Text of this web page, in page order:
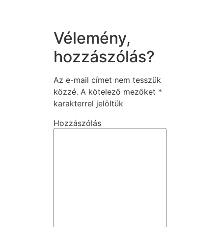
Vélemény,
hozzászólás?
Az e-mail címet nem tesszük
közzé. A kötelező mezőket *
karakterrel jelöltük
Hozzászólás